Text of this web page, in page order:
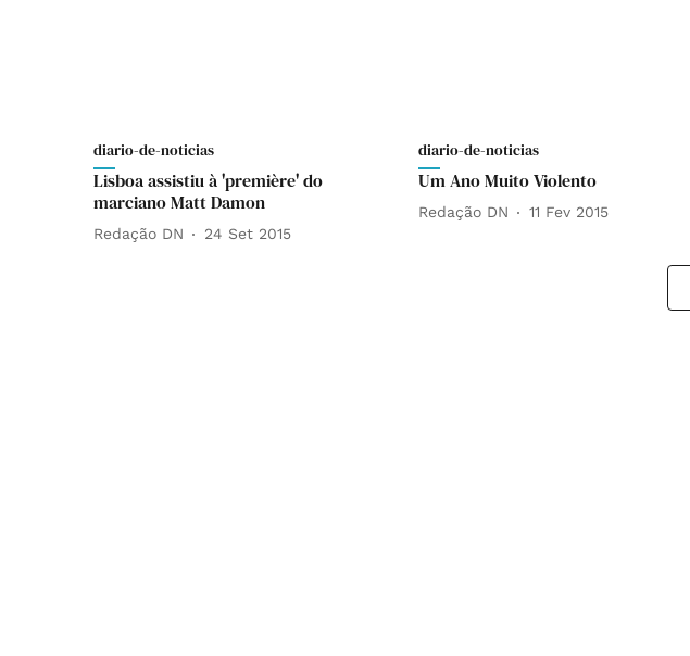
diario-de-noticias
Lisboa assistiu à 'première' do
marciano Matt Damon
Redação DN 24 Set 2015
diario-de-noticias
Um Ano Muito Violento
Redação DN 11 Fev 2015